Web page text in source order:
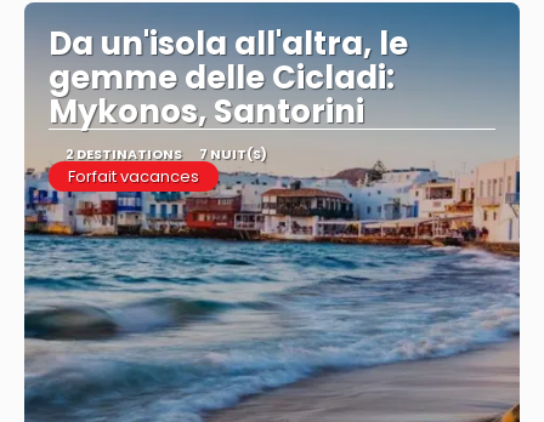
Da un'isola all'altra, le
gemme delle Cicladi:
Mykonos, Santorini
2 DESTINATIONS 7 NUIT(S)
Forfait vacances